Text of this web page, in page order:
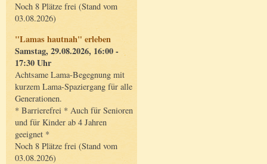
Noch 8 Plätze frei (Stand vom
03.08.2026)
"Lamas hautnah" erleben
Samstag, 29.08.2026, 16:00 -
17:30 Uhr
Achtsame Lama-Begegnung mit
kurzem Lama-Spaziergang für alle
Generationen.
* Barrierefrei * Auch für Senioren
und für Kinder ab 4 Jahren
geeignet *
Noch 8 Plätze frei (Stand vom
03.08.2026)